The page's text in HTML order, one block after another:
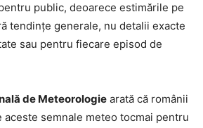
public, deoarece estimările pe
tendințe generale, nu detalii exacte
sau pentru fiecare episod de
de Meteorologie arată că românii
semnale meteo tocmai pentru